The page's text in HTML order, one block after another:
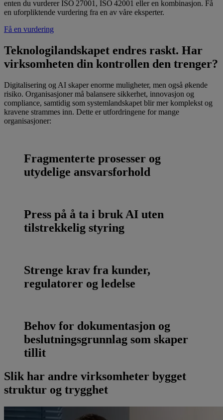
enten du vurderer ISO 27001, ISO 42001 eller en kombinasjon. Få
en uforpliktende vurdering fra en av våre eksperter.
Få en vurdering
Teknologilandskapet endres raskt. Har
virksomheten din kontrollen den trenger?
Digitalisering og AI skaper enorme muligheter, men også økende
risiko. Organisasjoner må balansere sikkerhet, innovasjon og
compliance, samtidig som systemlandskapet blir mer komplekst og
kravene strammes inn. Dette er utfordringene for mange
organisasjoner:
Fragmenterte prosesser og
utydelige ansvarsforhold
Press på å ta i bruk AI uten
tilstrekkelig styring
Strenge krav fra kunder,
regulatorer og ledelse
Behov for dokumentasjon og
beslutningsgrunnlag som skaper
tillit
Slik har andre virksomheter bygget
struktur og trygghet